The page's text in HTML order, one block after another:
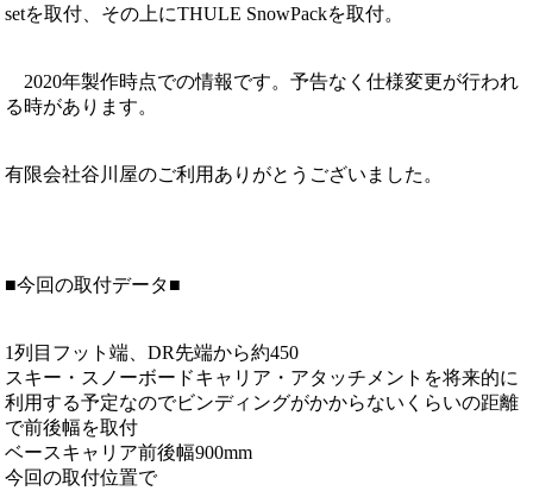
setを取付、その上にTHULE SnowPackを取付。
2020年製作時点での情報です。予告なく仕様変更が行われ
る時があります。
有限会社谷川屋のご利用ありがとうございました。
■今回の取付データ■
1列目フット端、DR先端から約450
スキー・スノーボードキャリア・アタッチメントを将来的に
利用する予定なのでビンディングがかからないくらいの距離
で前後幅を取付
ベースキャリア前後幅900mm
今回の取付位置で